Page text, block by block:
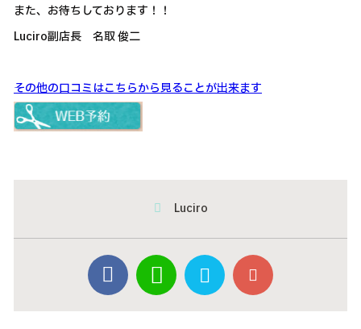
また、お待ちしております！！
Luciro副店長 名取 俊二
その他の口コミはこちらから見ることが出来ます
Luciro